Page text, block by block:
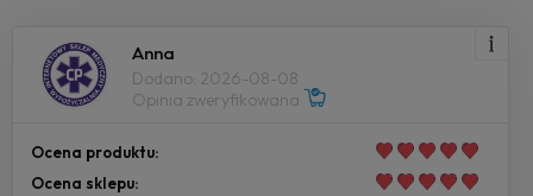
Anna
Dodano: 2026-08-08
Opinia zweryfikowana
Ocena produktu:
Ocena sklepu: